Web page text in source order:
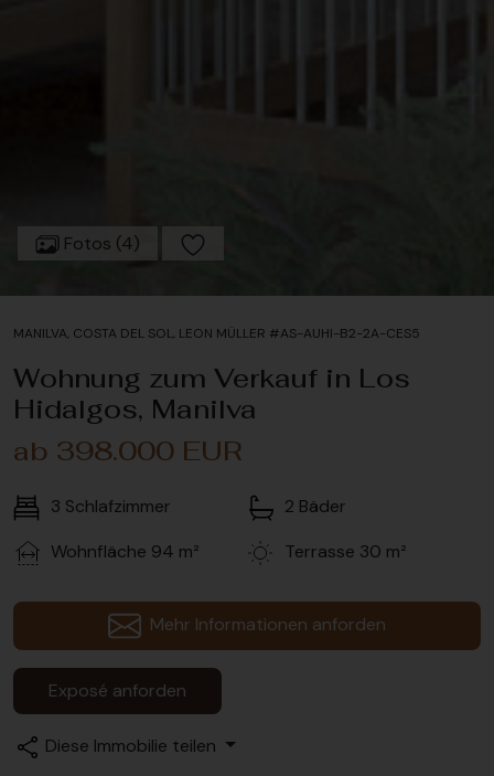
Fotos (4)
MANILVA, COSTA DEL SOL, LEON MÜLLER #AS-AUHI-B2-2A-CES5
Wohnung zum Verkauf in Los
Hidalgos, Manilva
ab 398.000 EUR
3 Schlafzimmer 2 Bäder
Wohnfläche 94 m² Terrasse 30 m²
Mehr Informationen anforden
Exposé anforden
Diese Immobilie teilen